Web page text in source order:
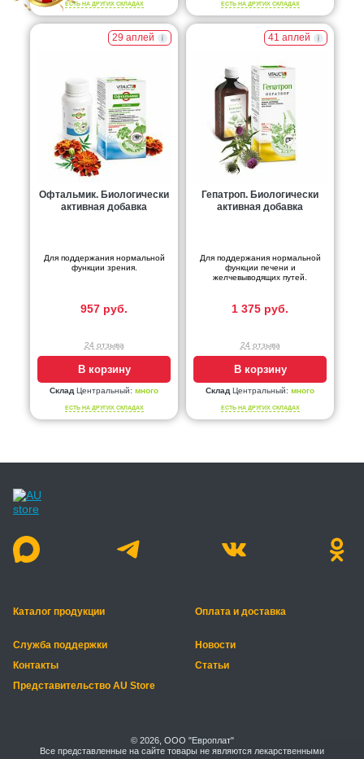
ЕСТЬ НА ДРУГИХ СКЛАДАХ ЕСТЬ НА ДРУГИХ СКЛАДАХ
29 аплей
Офтальмик. Биологически
активная добавка
Для поддержания нормальной
функции зрения.
957 руб.
24 отзыва
В корзину
Склад Центральный: много
ЕСТЬ НА ДРУГИХ СКЛАДАХ
41 аплей
Гепатроп. Биологически
активная добавка
Для поддержания нормальной
функции печени и
желчевыводящих путей.
1 375 руб.
24 отзыва
В корзину
Склад Центральный: много
ЕСТЬ НА ДРУГИХ СКЛАДАХ
Каталог продукции Оплата и доставка
Служба поддержки
Новости
Контакты
Статьи
Представительство AU Store
© 2026, ООО "Европлат"
Все представленные на сайте товары не являются лекарственными